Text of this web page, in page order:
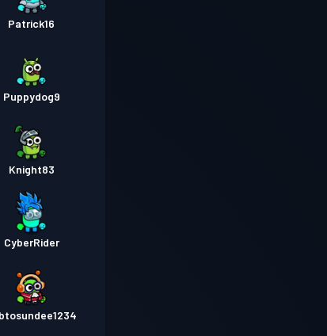
Patrick16
Puppydog9
Knight83
CyberRider